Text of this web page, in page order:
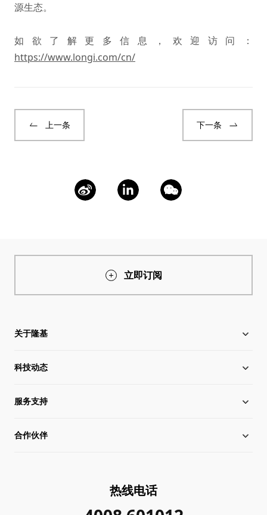
源生态。
如欲了解更多信息，欢迎访问：
https://www.longi.com/cn/
上一条 下一条
立即订阅
关于隆基
关于隆基
全球化布局
管理层信息
科技动态
硅片价格
行业动态
服务支持
下载中心
合作伙伴
热线电话